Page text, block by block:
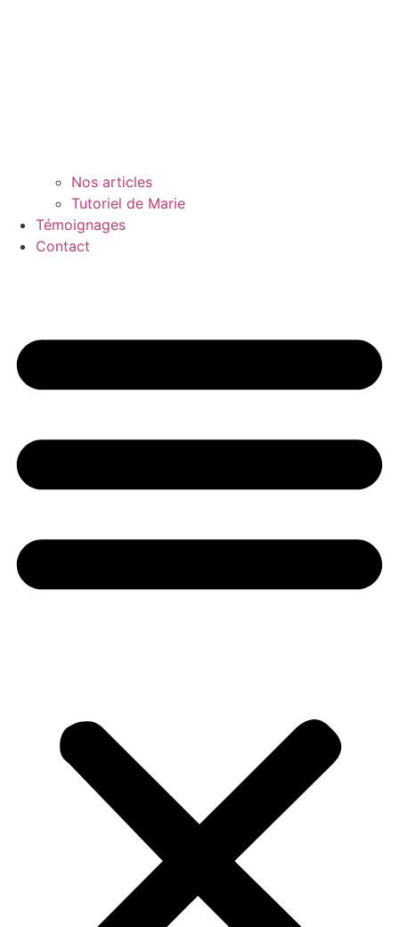
Nos articles
Tutoriel de Marie
Témoignages
Contact